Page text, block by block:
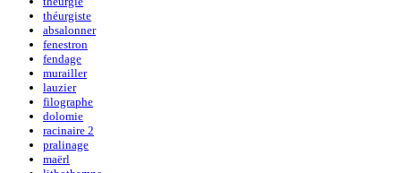
théurgiste
absalonner
fenestron
fendage
murailler
lauzier
filographe
dolomie
racinaire 2
pralinage
maërl